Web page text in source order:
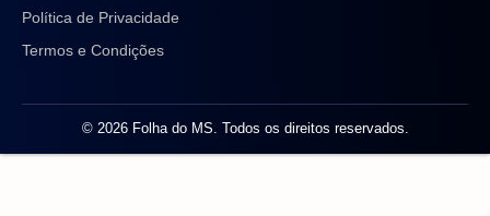
Política de Privacidade
Termos e Condições
© 2026 Folha do MS. Todos os direitos reservados.